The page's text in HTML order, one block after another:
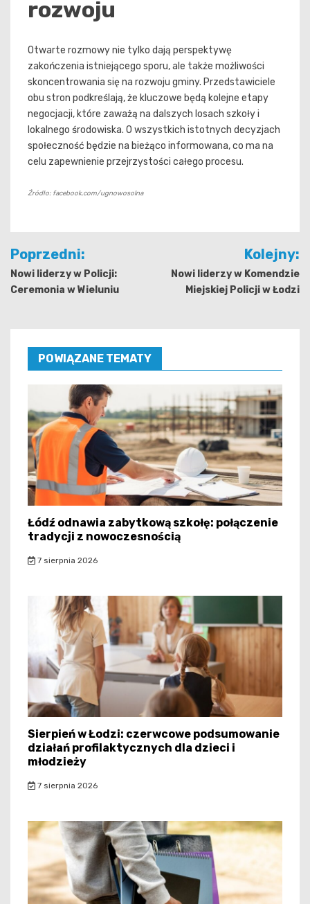
rozwoju
Otwarte rozmowy nie tylko dają perspektywę
zakończenia istniejącego sporu, ale także możliwości
skoncentrowania się na rozwoju gminy. Przedstawiciele
obu stron podkreślają, że kluczowe będą kolejne etapy
negocjacji, które zaważą na dalszych losach szkoły i
lokalnego środowiska. O wszystkich istotnych decyzjach
społeczność będzie na bieżąco informowana, co ma na
celu zapewnienie przejrzystości całego procesu.
Źródło: facebook.com/ugnowosolna
Nawigacja
wpisu
Poprzedni:
Nowi liderzy w Policji:
Ceremonia w Wieluniu
Kolejny:
Nowi liderzy w Komendzie
Miejskiej Policji w Łodzi
POWIĄZANE TEMATY
Łódź odnawia zabytkową szkołę: połączenie
tradycji z nowoczesnością
7 sierpnia 2026
Sierpień w Łodzi: czerwcowe podsumowanie
działań profilaktycznych dla dzieci i
młodzieży
7 sierpnia 2026